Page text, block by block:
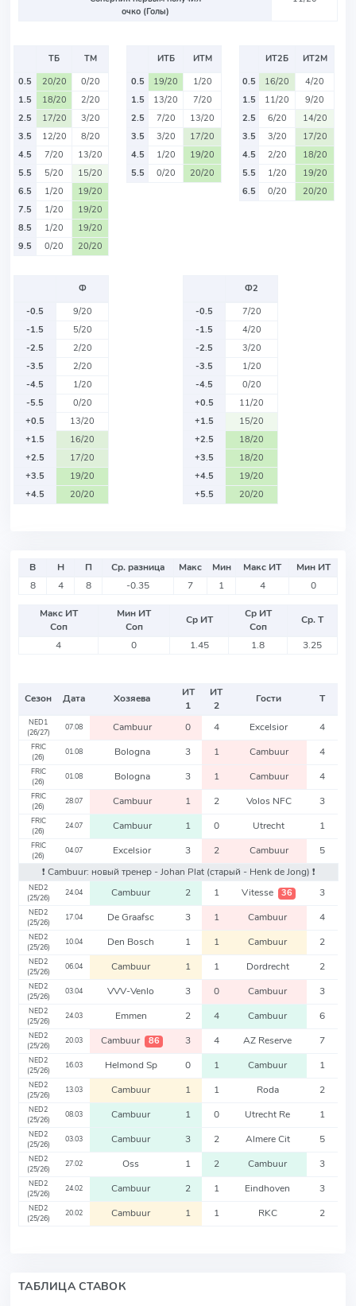
очко (Голы)
ТБ
ТМ
0.5
20/20
0/20
1.5
18/20
2/20
2.5
17/20
3/20
3.5
12/20
8/20
4.5
7/20
13/20
5.5
5/20
15/20
6.5
1/20
19/20
7.5
1/20
19/20
8.5
1/20
19/20
9.5
0/20 20/20
ИТБ
ИТМ
0.5
19/20
1/20
1.5
13/20
7/20
2.5
7/20
13/20
3.5
3/20
17/20
4.5
1/20
19/20
5.5
0/20 20/20
ИТ2Б
ИТ2М
0.5
16/20
4/20
1.5
11/20
9/20
2.5
6/20
14/20
3.5
3/20
17/20
4.5
2/20
18/20
5.5
1/20
19/20
6.5
0/20 20/20
Ф
-0.5
9/20
-1.5
5/20
-2.5
2/20
-3.5
2/20
-4.5
1/20
-5.5
0/20
+0.5
13/20
+1.5
16/20
+2.5
17/20
+3.5
19/20
+4.5
20/20
Ф2
-0.5
7/20
-1.5
4/20
-2.5
3/20
-3.5
1/20
-4.5
0/20
+0.5
11/20
+1.5
15/20
+2.5
18/20
+3.5
18/20
+4.5
19/20
+5.5
20/20
В Н П Ср. разница Макс Мин Макс ИТ
Мин ИТ
8
4 8 -0.35 7 1 4 0
Макс ИТ
Соп
Мин ИТ
Соп
Ср ИТ
Ср ИТ
Соп
Ср. Т
4
0 1.45 1.8 3.25
Сезон Дата Хозяева
ИТ
1
ИТ
2
Гости Т
NED1
(26/27)
07.08 Cambuur 0 4 Excelsior 4
FRIC
(26)
01.08 Bologna 3 1 Cambuur 4
FRIC
(26)
01.08 Bologna 3 1 Cambuur 4
FRIC
(26)
28.07 Cambuur 1 2 Volos NFC 3
FRIC
(26)
24.07 Cambuur 1 0 Utrecht 1
FRIC
(26)
04.07 Excelsior 3 2 Cambuur
5
❗️ Cambuur: новый тренер - Johan Plat (старый - Henk de Jong) ❗️
NED2
(25/26)
24.04 Cambuur 2 1 Vitesse 36 3
NED2
(25/26)
17.04 De Graafsc 3 1 Cambuur 4
NED2
(25/26)
10.04 Den Bosch 1 1 Cambuur 2
NED2
(25/26)
06.04 Cambuur 1 1 Dordrecht 2
NED2
(25/26)
03.04 VVV-Venlo 3 0 Cambuur 3
NED2
(25/26)
24.03 Emmen 2 4 Cambuur 6
NED2
(25/26)
20.03 Cambuur 86 3 4 AZ Reserve 7
NED2
(25/26)
16.03 Helmond Sp 0 1 Cambuur 1
NED2
(25/26)
13.03 Cambuur 1 1 Roda 2
NED2
(25/26)
08.03 Cambuur 1 0 Utrecht Re 1
NED2
(25/26)
03.03 Cambuur 3 2 Almere Cit 5
NED2
(25/26)
27.02 Oss 1 2 Cambuur 3
NED2
(25/26)
24.02 Cambuur 2 1 Eindhoven 3
NED2
(25/26)
20.02 Cambuur 1 1 RKC 2
ТАБЛИЦА СТАВОК